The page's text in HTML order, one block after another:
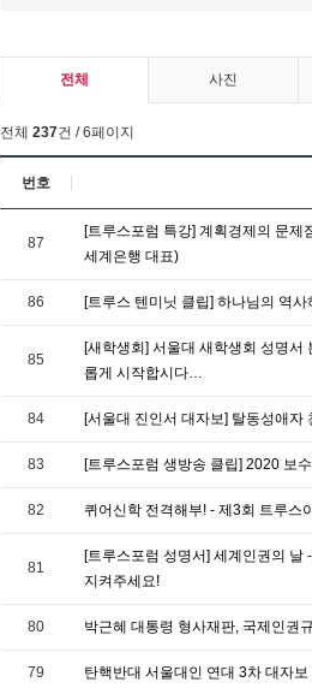
전체 사진
전체 237건 / 6페이지
번호
87
[트루스포럼 특강] 계획경제의 문제
세계은행 대표)
86 [트루스 텐미닛 클립] 하나님의 역사
85
[새학생회] 서울대 새학생회 성명서
롭게 시작합시다…
84 [서울대 진인서 대자보] 탈동성애
83 [트루스포럼 생방송 클립] 2020 보
82 퀴어신학 전격해부! - 제3회 트루스
81
[트루스포럼 성명서] 세계인권의 날
지켜주세요!
80 박근혜 대통령 형사재판, 국제인권
79 탄핵반대 서울대인 연대 3차 대자